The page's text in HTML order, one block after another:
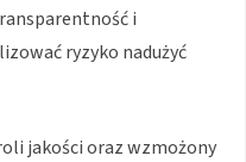
i
ryzyko nadużyć
jakości oraz wzmożony